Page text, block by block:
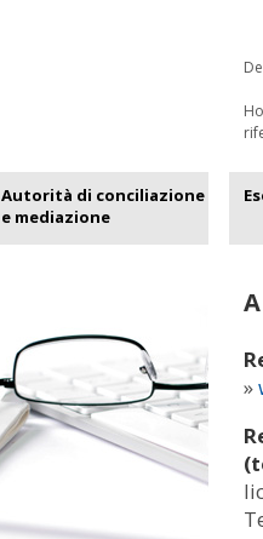
Autorità di conciliazione
e mediazione
»